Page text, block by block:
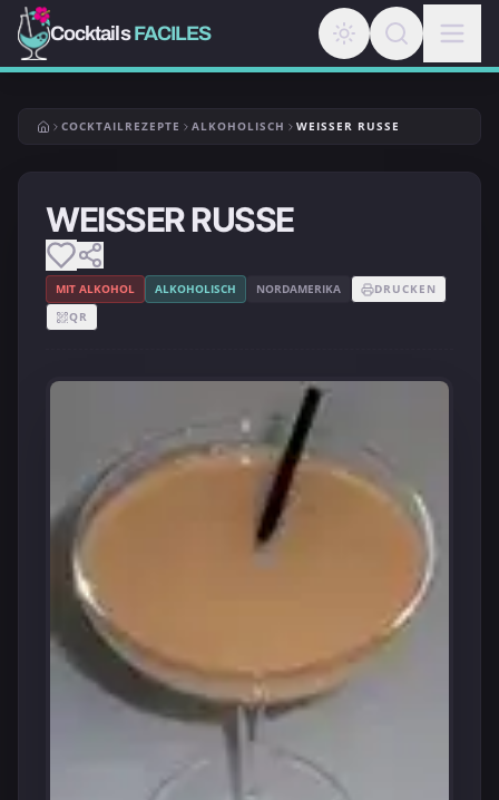
CocktailsFACILES
COCKTAILREZEPTE ALKOHOLISCH WEISSER RUSSE
WEISSER RUSSE
MIT ALKOHOL ALKOHOLISCH NORDAMERIKA
DRUCKEN
QR